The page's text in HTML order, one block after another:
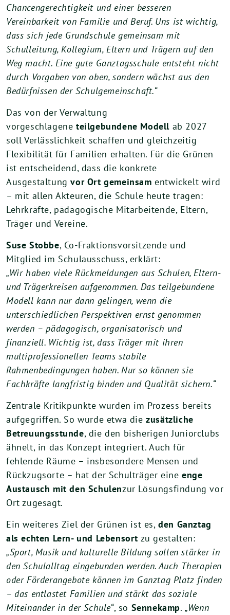
Chancengerechtigkeit und einer besseren
Vereinbarkeit von Familie und Beruf. Uns ist wichtig,
dass sich jede Grundschule gemeinsam mit
Schulleitung, Kollegium, Eltern und Trägern auf den
Weg macht. Eine gute Ganztagsschule entsteht nicht
durch Vorgaben von oben, sondern wächst aus den
Bedürfnissen der Schulgemeinschaft.“
Das von der Verwaltung
vorgeschlagene teilgebundene Modell ab 2027
soll Verlässlichkeit schaffen und gleichzeitig
Flexibilität für Familien erhalten. Für die Grünen
ist entscheidend, dass die konkrete
Ausgestaltungvor Ort gemeinsam entwickelt wird
– mit allen Akteuren, die Schule heute tragen:
Lehrkräfte, pädagogische Mitarbeitende, Eltern,
Träger und Vereine.
Suse Stobbe, Co-Fraktionsvorsitzende und
Mitglied im Schulausschuss, erklärt:
„Wir haben viele Rückmeldungen aus Schulen, Eltern-
und Trägerkreisen aufgenommen. Das teilgebundene
Modell kann nur dann gelingen, wenn die
unterschiedlichen Perspektiven ernst genommen
werden – pädagogisch, organisatorisch und
finanziell. Wichtig ist, dass Träger mit ihren
multiprofessionellen Teams stabile
Rahmenbedingungen haben. Nur so können sie
Fachkräfte langfristig binden und Qualität sichern.“
Zentrale Kritikpunkte wurden im Prozess bereits
aufgegriffen. So wurde etwa diezusätzliche
Betreuungsstunde, die den bisherigen Juniorclubs
ähnelt, in das Konzept integriert. Auch für
fehlende Räume – insbesondere Mensen und
Rückzugsorte – hat der Schulträger eineenge
Austausch mit den Schulenzur Lösungsfindung vor
Ort zugesagt.
Ein weiteres Ziel der Grünen ist es,den Ganztag
als echten Lern- und Lebensort zu gestalten:
„Sport, Musik und kulturelle Bildung sollen stärker in
den Schulalltag eingebunden werden. Auch Therapien
oder Förderangebote können im Ganztag Platz finden
– das entlastet Familien und stärkt das soziale
Miteinander in der Schule“, so Sennekamp.„Wenn